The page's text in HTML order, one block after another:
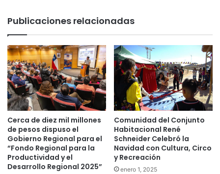
Publicaciones relacionadas
Cerca de diez mil millones
de pesos dispuso el
Gobierno Regional para el
“Fondo Regional para la
Productividad y el
Desarrollo Regional 2025”
Comunidad del Conjunto
Habitacional René
Schneider Celebró la
Navidad con Cultura, Circo
y Recreación
enero 1, 2025